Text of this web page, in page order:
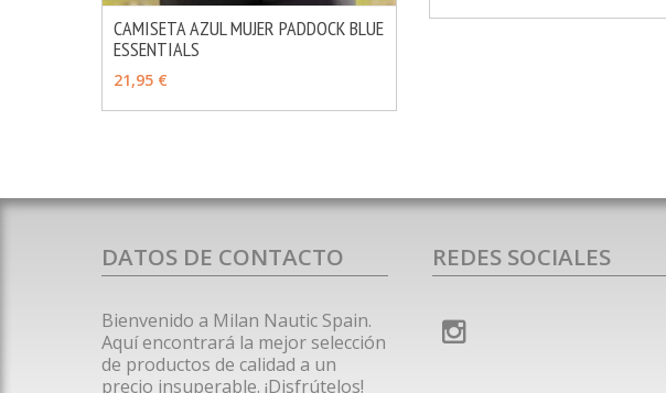
AÑADIR
CAMISETA AZUL MUJER PADDOCK BLUE
ESSENTIALS
21,95 €
DATOS DE CONTACTO
Bienvenido a Milan Nautic Spain.
Aquí encontrará la mejor selección
de productos de calidad a un
precio insuperable. ¡Disfrútelos!
REDES SOCIALES